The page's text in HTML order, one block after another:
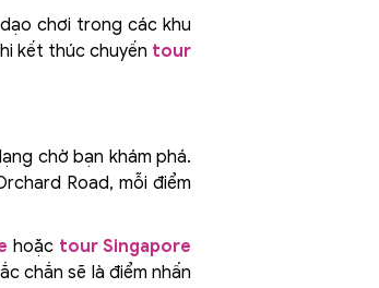
chơi trong các khu
kết thúc chuyến tour
chờ bạn khám phá.
Road, mỗi điểm
hoặc tour Singapore
chắn sẽ là điểm nhấn